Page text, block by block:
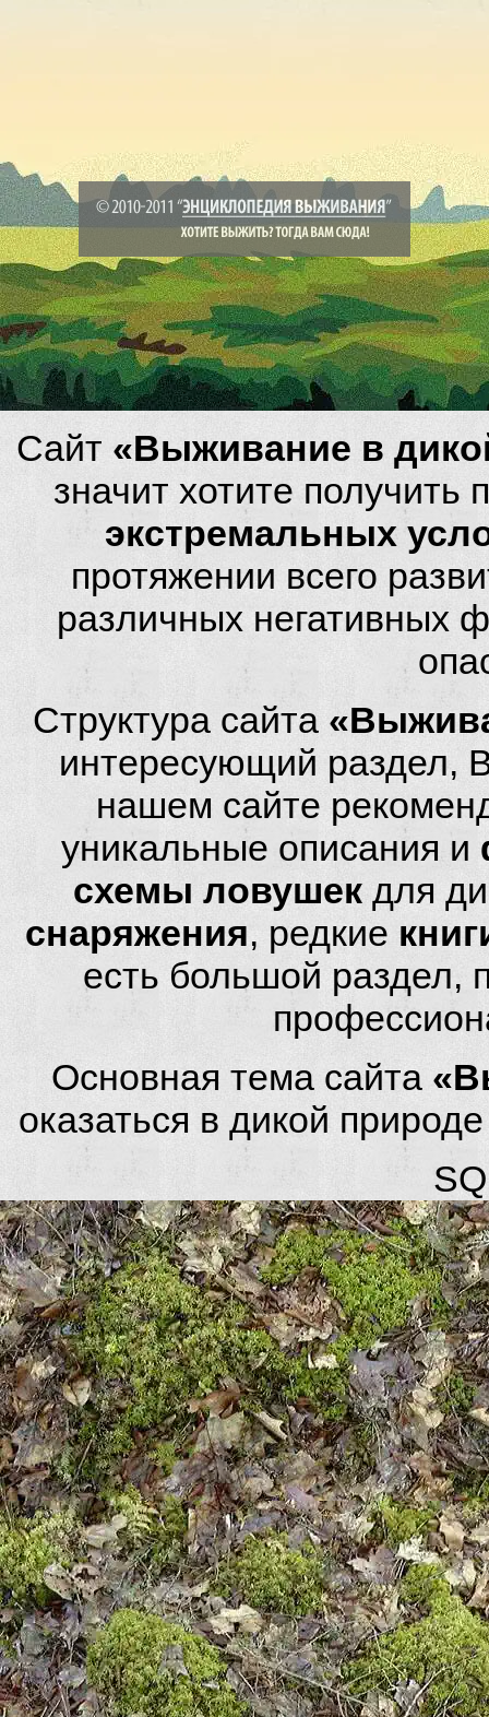
Сайт «Выживание в
значит хотите
экстремальных
протяжении всего
различных негативных
Структура сайта
интересующий раздел,
нашем сайте
уникальные описания и
схемы ловушек для
снаряжения, редкие
есть большой
Основная тема сайта
оказаться в дикой